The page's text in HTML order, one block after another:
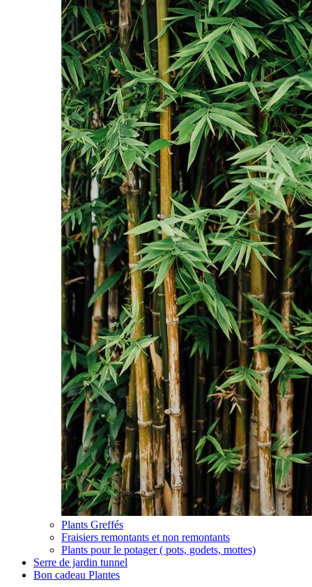
Plants Greffés
Fraisiers remontants et non remontants
Plants pour le potager ( pots, godets, mottes)
Serre de jardin tunnel
Bon cadeau Plantes